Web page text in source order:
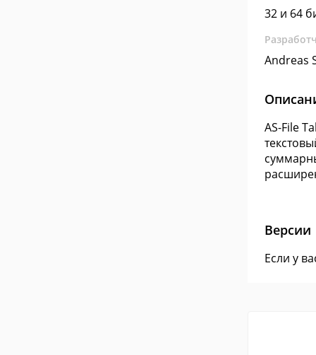
32 и 64
Andreas
AS-File
Версии
Если у